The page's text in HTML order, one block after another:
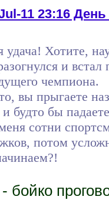
11 23:16 День
Хотите,
и встал
чемпиона.
вы прыгаете
будто бы
сотни
потом
бойко